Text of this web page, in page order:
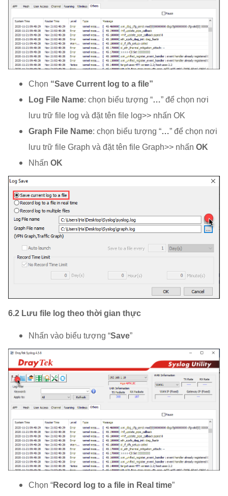
Chọn “Save Current log to a file”
Log File Name: chọn biểu tượng “…” để chọn nơi
lưu trữ file log và đặt tên file log>> nhấn OK
Graph File Name: chọn biểu tượng “…” để chọn nơi
lưu trữ file Graph và đặt tên file Graph>> nhấn OK
Nhấn OK
6.2 Lưu file log theo thời gian thực
Nhấn vào biểu tượng “Save”
Chọn “Record log to a file in Real time”